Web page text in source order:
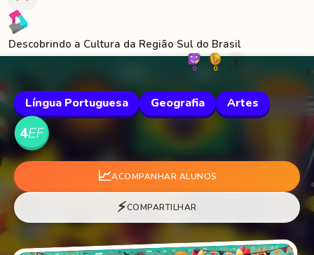
Descobrindo a Cultura da Região Sul do Brasil
0 0 🐛
Língua Portuguesa Geografia Artes
📈ACOMPANHAR ALUNOS
⚡COMPARTILHAR